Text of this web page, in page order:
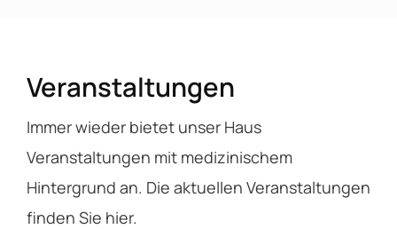
Veranstaltungen
Immer wieder bietet unser Haus
Veranstaltungen mit medizinischem
Hintergrund an. Die aktuellen Veranstaltungen
finden Sie hier.